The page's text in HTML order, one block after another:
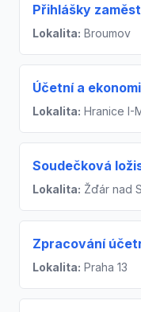
Přihlášky
Lokalita: Broumov
Účetní a
Lokalita: Hranice I-
Soudečková
Lokalita: Žďár nad
Zpracování
Lokalita: Praha 13